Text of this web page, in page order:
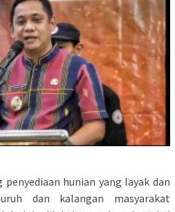
hunian yang layak dan
dan kalangan masyarakat